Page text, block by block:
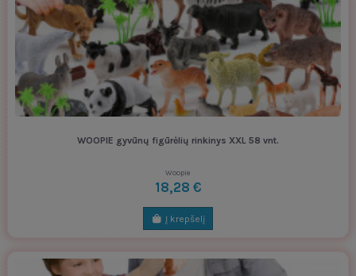
WOOPIE gyvūnų figūrėlių rinkinys XXL 58 vnt.
Woopie
18,28 €
Į krepšelį